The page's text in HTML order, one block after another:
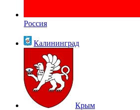
Россия
Калининград
Крым